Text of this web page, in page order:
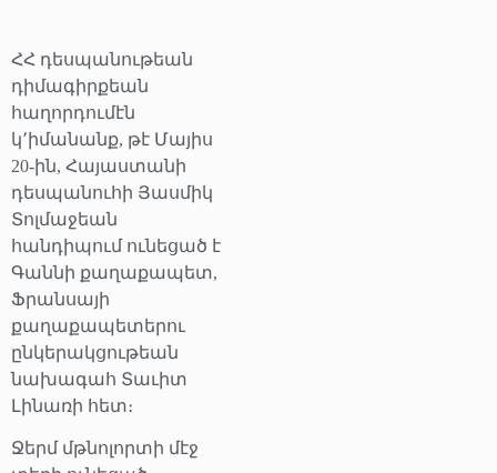
ՀՀ դեսպանութեան
դիմագիրքեան
հաղորդումէն
կ՚իմանանք, թէ Մայիս
20-ին, Հայաստանի
դեսպանուհի Յասմիկ
Տոլմաջեան
հանդիպում ունեցած է
Գաննի քաղաքապետ,
Ֆրանսայի
քաղաքապետերու
ընկերակցութեան
նախագահ Տաւիտ
Լինառի հետ։
Ջերմ մթնոլորտի մէջ